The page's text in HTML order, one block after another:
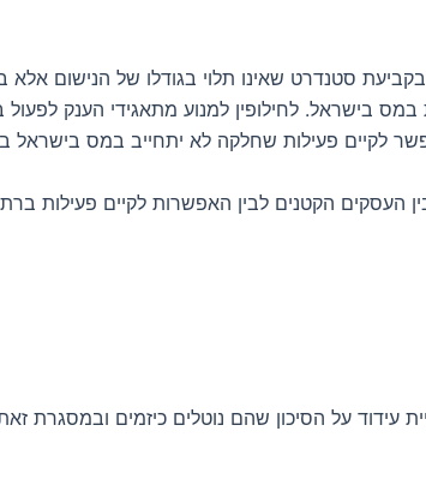
סטנדרט שאינו תלוי בגודלו של הנישום אלא
בישראל. לחילופין למנוע מתאגידי הענק
לקיים פעילות שחלקה לא יתחייב במס בישראל
העסקים הקטנים לבין האפשרות לקיים פעילות
עידוד על הסיכון שהם נוטלים כיזמים ובמסגרת